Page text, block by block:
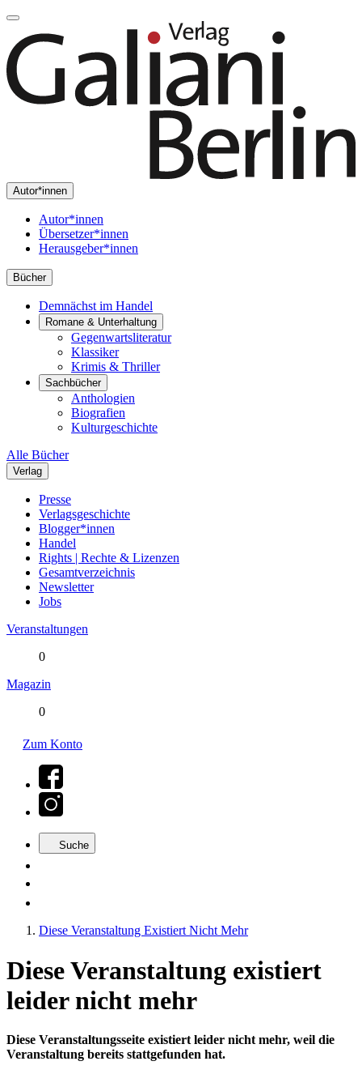
Autor*innen
Autor*innen
Übersetzer*innen
Herausgeber*innen
Bücher
Demnächst im Handel
Romane & Unterhaltung
Gegenwartsliteratur
Klassiker
Krimis & Thriller
Sachbücher
Anthologien
Biografien
Kulturgeschichte
Alle Bücher
Verlag
Presse
Verlagsgeschichte
Blogger*innen
Handel
Rights | Rechte & Lizenzen
Gesamtverzeichnis
Newsletter
Jobs
Veranstaltungen
0
Magazin
0
Zum Konto
Suche
Diese Veranstaltung Existiert Nicht Mehr
Diese Veranstaltung existiert
leider nicht mehr
Diese Veranstaltungsseite existiert leider nicht mehr, weil die
Veranstaltung bereits stattgefunden hat.